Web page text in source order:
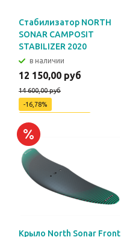
Стабилизатор NORTH
SONAR CAMPOSIT
STABILIZER 2020
в наличии
12 150,00 руб
14 600,00 руб
-16,78%
Крыло North Sonar Front